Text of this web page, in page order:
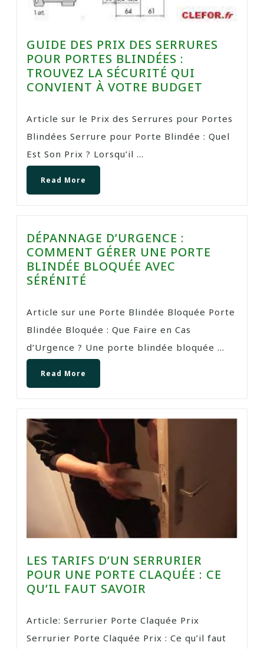
GUIDE DES PRIX DES SERRURES
POUR PORTES BLINDÉES :
TROUVEZ LA SÉCURITÉ QUI
CONVIENT À VOTRE BUDGET
Article sur le Prix des Serrures pour Portes
Blindées Serrure pour Porte Blindée : Quel
Est Son Prix ? Lorsqu’il ...
Read More
DÉPANNAGE D’URGENCE :
COMMENT GÉRER UNE PORTE
BLINDÉE BLOQUÉE AVEC
SÉRÉNITÉ
Article sur une Porte Blindée Bloquée Porte
Blindée Bloquée : Que Faire en Cas
d’Urgence ? Une porte blindée bloquée ...
Read More
LES TARIFS D’UN SERRURIER
POUR UNE PORTE CLAQUÉE : CE
QU’IL FAUT SAVOIR
Article: Serrurier Porte Claquée Prix
Serrurier Porte Claquée Prix : Ce qu’il faut